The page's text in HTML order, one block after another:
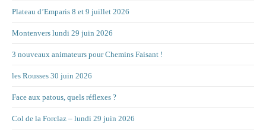
Plateau d’Emparis 8 et 9 juillet 2026
Montenvers lundi 29 juin 2026
3 nouveaux animateurs pour Chemins Faisant !
les Rousses 30 juin 2026
Face aux patous, quels réflexes ?
Col de la Forclaz – lundi 29 juin 2026